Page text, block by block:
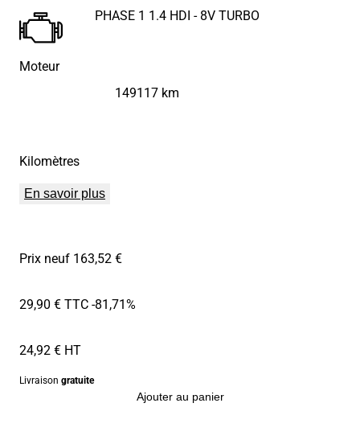
Moteur
PHASE 1 1.4 HDI - 8V TURBO
Kilomètres
149117 km
En savoir plus
Prix neuf 163,52 €
29,90 € TTC-81,71%
24,92 € HT
Livraison gratuite
Ajouter au panier